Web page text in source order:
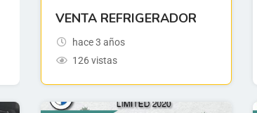
VENTA REFRIGERADOR
hace 3 años
126 vistas